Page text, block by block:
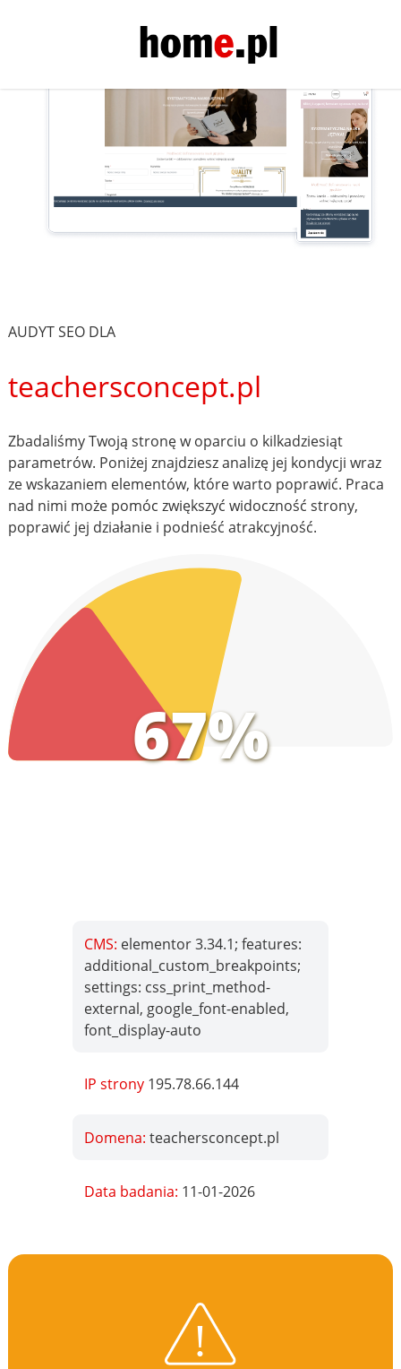
AUDYT SEO DLA
teachersconcept.pl
Zbadaliśmy Twoją stronę w oparciu o kilkadziesiąt
parametrów. Poniżej znajdziesz analizę jej kondycji wraz
ze wskazaniem elementów, które warto poprawić. Praca
nad nimi może pomóc zwiększyć widoczność strony,
poprawić jej działanie i podnieść atrakcyjność.
67%
CMS: elementor 3.34.1; features:
additional_custom_breakpoints;
settings: css_print_method-
external, google_font-enabled,
font_display-auto
IP strony 195.78.66.144
Domena:teachersconcept.pl
Data badania: 11-01-2026